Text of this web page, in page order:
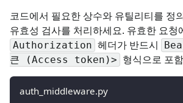
코드에서 필요한 상수와 유틸리티를 정
유효성 검사를 처리하세요. 유효한 요청
Authorization 헤더가 반드시
큰 (Access token)> 형식으로 포
auth_middleware.py